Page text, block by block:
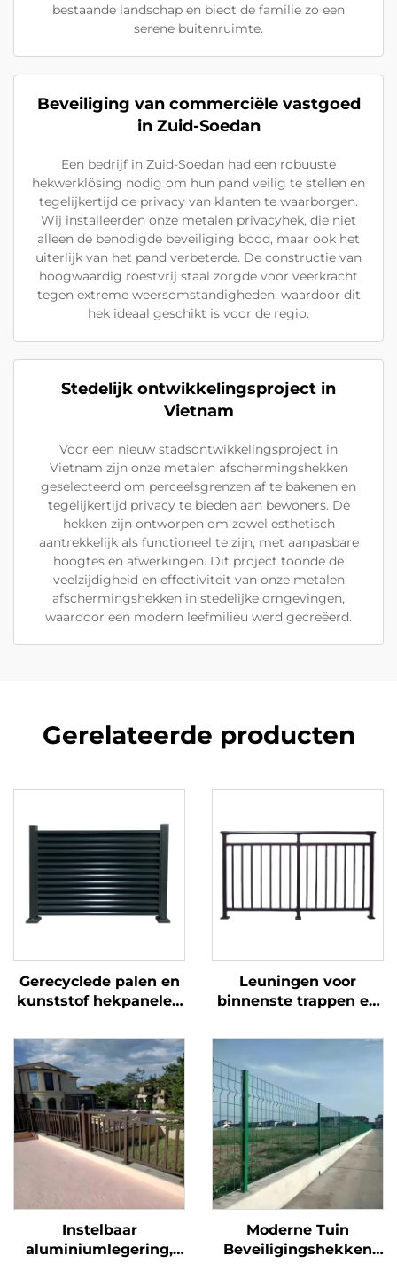
bestaande landschap en biedt de familie zo een
serene buitenruimte.
Beveiliging van commerciële vastgoed
in Zuid-Soedan
Een bedrijf in Zuid-Soedan had een robuuste
hekwerklösing nodig om hun pand veilig te stellen en
tegelijkertijd de privacy van klanten te waarborgen.
Wij installeerden onze metalen privacyhek, die niet
alleen de benodigde beveiliging bood, maar ook het
uiterlijk van het pand verbeterde. De constructie van
hoogwaardig roestvrij staal zorgde voor veerkracht
tegen extreme weersomstandigheden, waardoor dit
hek ideaal geschikt is voor de regio.
Stedelijk ontwikkelingsproject in
Vietnam
Voor een nieuw stadsontwikkelingsproject in
Vietnam zijn onze metalen afschermingshekken
geselecteerd om perceelsgrenzen af te bakenen en
tegelijkertijd privacy te bieden aan bewoners. De
hekken zijn ontworpen om zowel esthetisch
aantrekkelijk als functioneel te zijn, met aanpasbare
hoogtes en afwerkingen. Dit project toonde de
veelzijdigheid en effectiviteit van onze metalen
afschermingshekken in stedelijke omgevingen,
waardoor een modern leefmilieu werd gecreëerd.
Gerelateerde producten
Gerecyclede palen en
kunststof hekpanelen
voor ecologische tuin,
duurzame
hekoplossing
Leuningen voor
binnenste trappen en
smeedijzeren
decoratieve tralies
voor Europese stijl
woningen
Instelbaar
aluminiumlegering,
Moderne Tuin
Beveiligingshekken